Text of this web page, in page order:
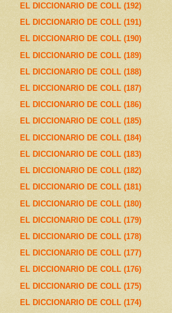
EL DICCIONARIO DE COLL (192)
EL DICCIONARIO DE COLL (191)
EL DICCIONARIO DE COLL (190)
EL DICCIONARIO DE COLL (189)
EL DICCIONARIO DE COLL (188)
EL DICCIONARIO DE COLL (187)
EL DICCIONARIO DE COLL (186)
EL DICCIONARIO DE COLL (185)
EL DICCIONARIO DE COLL (184)
EL DICCIONARIO DE COLL (183)
EL DICCIONARIO DE COLL (182)
EL DICCIONARIO DE COLL (181)
EL DICCIONARIO DE COLL (180)
EL DICCIONARIO DE COLL (179)
EL DICCIONARIO DE COLL (178)
EL DICCIONARIO DE COLL (177)
EL DICCIONARIO DE COLL (176)
EL DICCIONARIO DE COLL (175)
EL DICCIONARIO DE COLL (174)